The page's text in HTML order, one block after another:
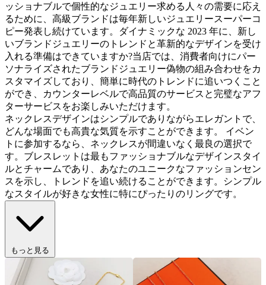
ッショナブルで個性的なジュエリー求める人々の需要に応え
るために、高級ブランドは毎年新しいジュエリースーパーコ
ピー発表し続けています。ダイナミックな 2023 年に、新し
いブランドジュエリーのトレンドと革新的なデザインを受け
入れる準備はできていますか?当店では、消費者向けにパー
ソナライズされたブランドジュエリー偽物の組み合わせをカ
スタマイズしており、簡単に時代のトレンドに追いつくこと
ができ、カウンターレベルで高品質のサービスと完璧なアフ
ターサービスをお楽しみいただけます。
ネックレスデザインはシンプルでありながらエレガントで、
どんな場面でも高貴な気質を示すことができます。 イベン
トに参加するなら、ネックレスが間違いなく最良の選択で
す。ブレスレットは最もファッショナブルなデザインスタイ
ルとチャームであり、あなたのユニークなファッションセン
スを示し、トレンドを追い続けることができます。シンプル
なスタイルが好きな女性に特にぴったりのリングです。
もっと見る